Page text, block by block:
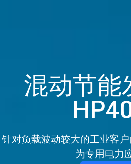
混动节能
针对负载波动较大的工业客
为专用电力